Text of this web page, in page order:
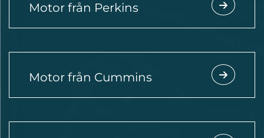
Motor från Perkins
Motor från Cummins